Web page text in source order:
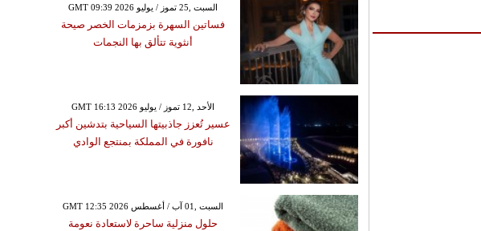
GMT 09:39 2026 السبت ,25 تموز / يوليو
فساتين السهرة بزمزمات الخصر صيحة
أنثوية تتألق بها النجمات
GMT 16:13 2026 الأحد ,12 تموز / يوليو
عسير تُعزز جاذبيتها السياحية بتدشين أكبر
نافورة في المملكة بمنتجع الوادي
GMT 12:35 2026 السبت ,01 آب / أغسطس
حلول منزلية ساحرة لاستعادة نعومة